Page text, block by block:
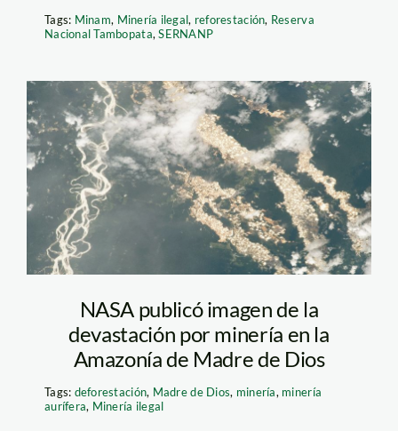
Tags: Minam, Minería ilegal, reforestación, Reserva
Nacional Tambopata,SERNANP
NASA-minería-rios-
Madre de Dios-Peru
NASA publicó imagen de la
devastación por minería en la
Amazonía de Madre de Dios
Tags: deforestación, Madre de Dios, minería, minería
aurífera, Minería ilegal